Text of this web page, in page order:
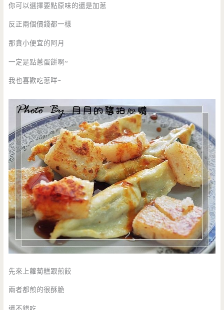
你可以選擇要點原味的還是加蔥
反正兩個價錢都一樣
那貪小便宜的阿月
一定是點蔥蛋餅啊~
我也喜歡吃蔥咩~
先來上蘿蔔糕跟煎餃
兩者都煎的很酥脆